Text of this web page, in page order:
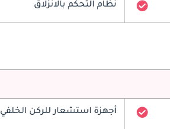
نظام التحكم بالانزلاق
أجهزة استشعار للركن الخلفي